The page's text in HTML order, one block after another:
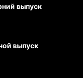
выпуск
выпуск